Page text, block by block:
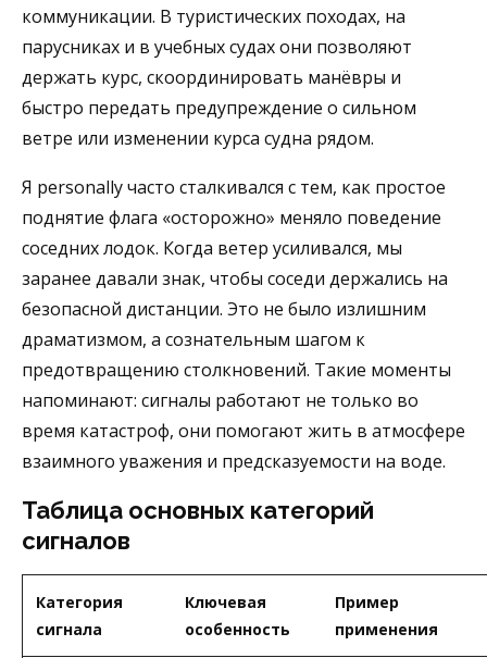
коммуникации. В туристических походах, на
парусниках и в учебных судах они позволяют
держать курс, скоординировать манёвры и
быстро передать предупреждение о сильном
ветре или изменении курса судна рядом.
Я personally часто сталкивался с тем, как простое
поднятие флага «осторожно» меняло поведение
соседних лодок. Когда ветер усиливался, мы
заранее давали знак, чтобы соседи держались на
безопасной дистанции. Это не было излишним
драматизмом, а сознательным шагом к
предотвращению столкновений. Такие моменты
напоминают: сигналы работают не только во
время катастроф, они помогают жить в атмосфере
взаимного уважения и предсказуемости на воде.
Таблица основных категорий
сигналов
Категория
сигнала
Ключевая
особенность
Пример
применения